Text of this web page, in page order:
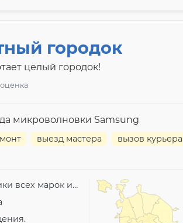
городок
целый городок!
микроволновки Samsung
выезд мастера вызов курьера
марок и моделей!